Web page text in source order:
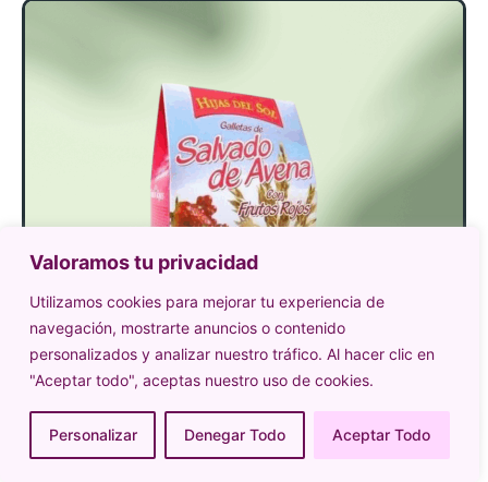
Valoramos tu privacidad
Utilizamos cookies para mejorar tu experiencia de
navegación, mostrarte anuncios o contenido
personalizados y analizar nuestro tráfico. Al hacer clic en
"Aceptar todo", aceptas nuestro uso de cookies.
Personalizar Denegar Todo Aceptar Todo